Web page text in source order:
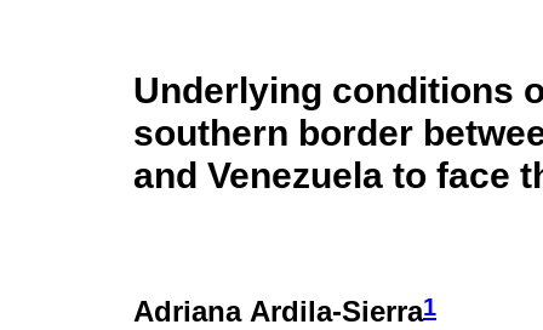
Underlying conditions
southern border
and Venezuela to face
Adriana Ardila-Sierra1